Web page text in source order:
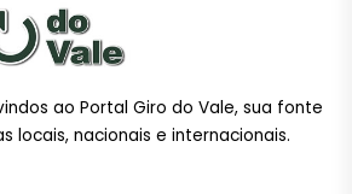
ao Portal Giro do Vale, sua fonte
locais, nacionais e internacionais.